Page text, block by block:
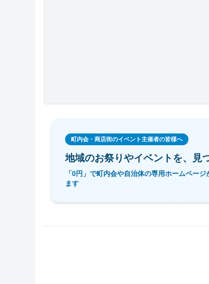
町内会・商店街のイベント主催者の皆様へ
地域のお祭りやイベントを、 見
「0円」で町内会や自治体の専用ホームペー
ます